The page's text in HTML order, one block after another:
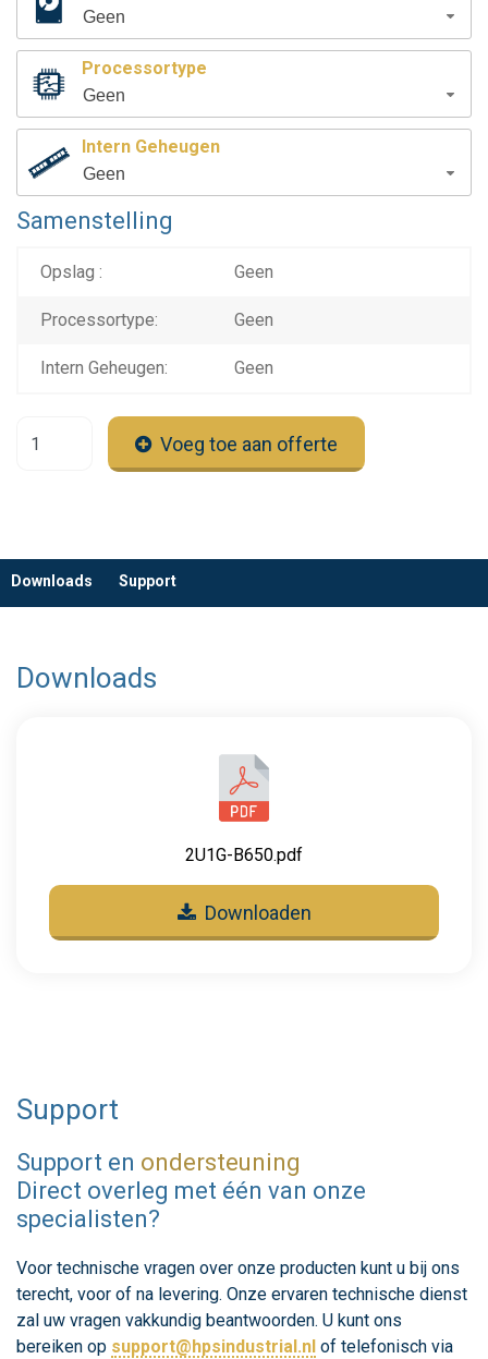
Geen
Processortype
Geen
Intern Geheugen
Geen
Samenstelling
Opslag : Geen
Processortype: Geen
Intern Geheugen: Geen
Voeg toe aan offerte
Downloads Support
Downloads
2U1G-B650.pdf
Downloaden
Support
Support en ondersteuning
Direct overleg met één van onze
specialisten?
Voor technische vragen over onze producten kunt u bij ons
terecht, voor of na levering. Onze ervaren technische dienst
zal uw vragen vakkundig beantwoorden. U kunt ons
bereiken op support@hpsindustrial.nl of telefonisch via